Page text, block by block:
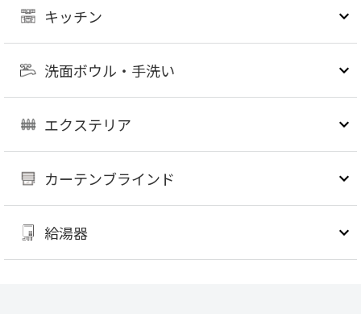
キッチン
洗面ボウル・手洗い
エクステリア
カーテンブラインド
給湯器